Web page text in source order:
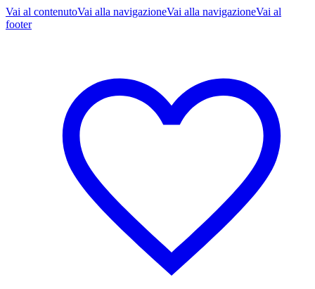
Vai al contenutoVai alla navigazioneVai alla navigazioneVai al
footer